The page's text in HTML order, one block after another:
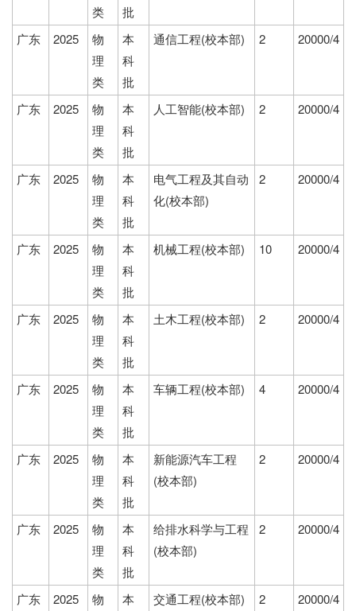
类
批
广东
2025
物
理
类
本
科
批
通信工程(校本部) 2 20000/4
广东 2025
物
理
类
本
科
批
人工智能(校本部) 2 20000/4
广东 2025
物
理
类
本
科
批
电气工程及其自动
化(校本部)
2 20000/4
广东 2025
物
理
类
本
科
批
机械工程(校本部) 10 20000/4
广东 2025
物
理
类
本
科
批
土木工程(校本部) 2 20000/4
广东 2025
物
理
类
本
科
批
车辆工程(校本部) 4 20000/4
广东 2025
物
理
类
本
科
批
新能源汽车工程
(校本部)
2 20000/4
广东 2025
物
理
类
本
科
批
给排水科学与工程
(校本部)
2 20000/4
广东 2025
物
本
交通工程(校本部) 2 20000/4